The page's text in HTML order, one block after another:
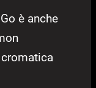
è anche